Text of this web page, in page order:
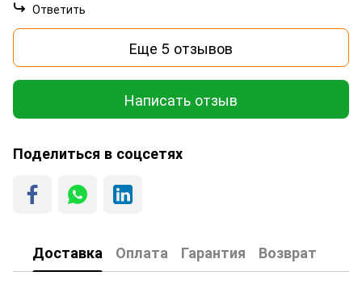
Ответить
Еще 5 отзывов
Написать отзыв
Поделиться в соцсетях
Доставка Оплата Гарантия Возврат